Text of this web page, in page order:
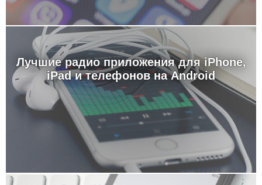
Лучшие радио приложения для iPhone,
iPad и телефонов на Android